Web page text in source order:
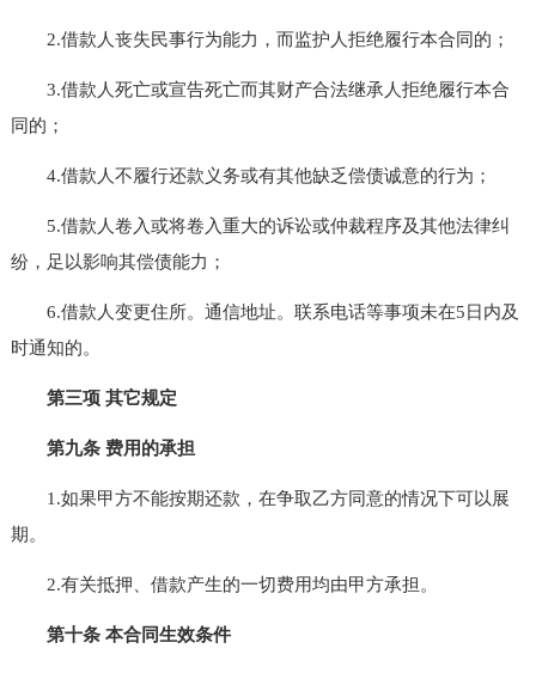
2.借款人丧失民事行为能力，而监护人拒绝履行本合同的；
3.借款人死亡或宣告死亡而其财产合法继承人拒绝履行本合
同的；
4.借款人不履行还款义务或有其他缺乏偿债诚意的行为；
5.借款人卷入或将卷入重大的诉讼或仲裁程序及其他法律纠
纷，足以影响其偿债能力；
6.借款人变更住所。通信地址。联系电话等事项未在5日内及
时通知的。
第三项 其它规定
第九条 费用的承担
1.如果甲方不能按期还款，在争取乙方同意的情况下可以展
期。
2.有关抵押、借款产生的一切费用均由甲方承担。
第十条 本合同生效条件